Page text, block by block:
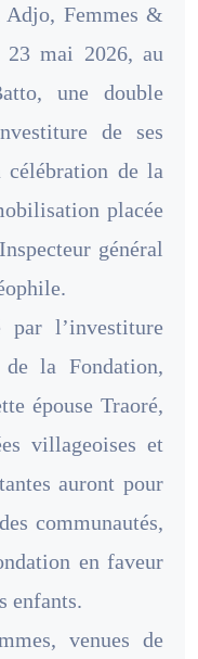
Adjo, Femmes &
23 mai 2026, au
une double
de ses
célébration de la
placée
général
par l’investiture
la Fondation,
épouse Traoré,
villageoises et
auront pour
communautés,
en faveur
enfants.
venues de